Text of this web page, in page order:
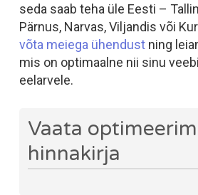
seda saab teha üle Eesti –
Pärnus, Narvas, Viljandis või
võta meiega ühendustning
mis on optimaalne nii sinu
eelarvele.
Vaata
hinnakirja